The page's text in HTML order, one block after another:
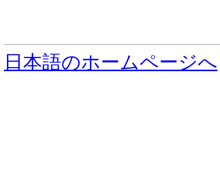
日本語のホームページへ